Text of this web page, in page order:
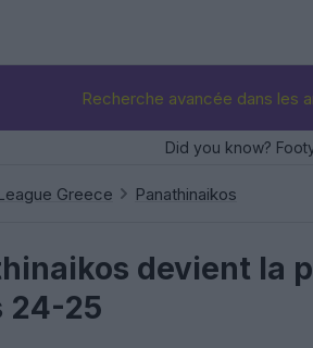
Recherche avancée dans les
Did you know?
Greece Panathinaikos
devient la
24-25